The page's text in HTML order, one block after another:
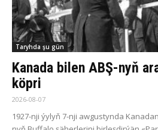
Taryhda şu gün
Ka­na­da bilen ABŞ-nyň
köp­ri
2026-08-07
1927-nji ýy­lyň 7-nji aw­gus­tyn­da